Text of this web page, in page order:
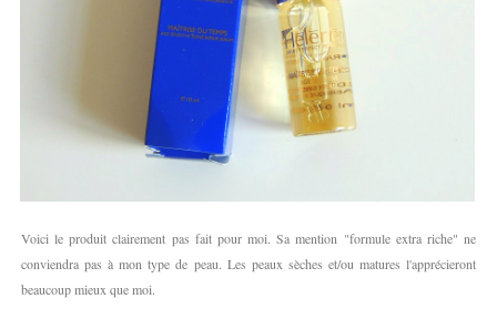
Voici le produit clairement pas fait pour moi. Sa mention "formule extra riche" ne
conviendra pas à mon type de peau. Les peaux sèches et/ou matures l'apprécieront
beaucoup mieux que moi.